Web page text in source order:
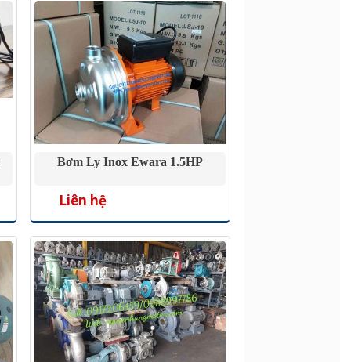
Bơm Ly Inox Ewara 1.5HP
Liên hệ